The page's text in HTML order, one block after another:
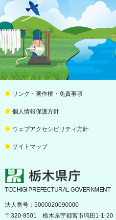
リンク・著作権・免責事項
個人情報保護方針
ウェブアクセシビリティ方針
サイトマップ
栃木県庁
TOCHIGI PREFECTURAL GOVERNMENT
法人番号：5000020090000
〒320-8501 栃木県宇都宮市塙田1-1-20